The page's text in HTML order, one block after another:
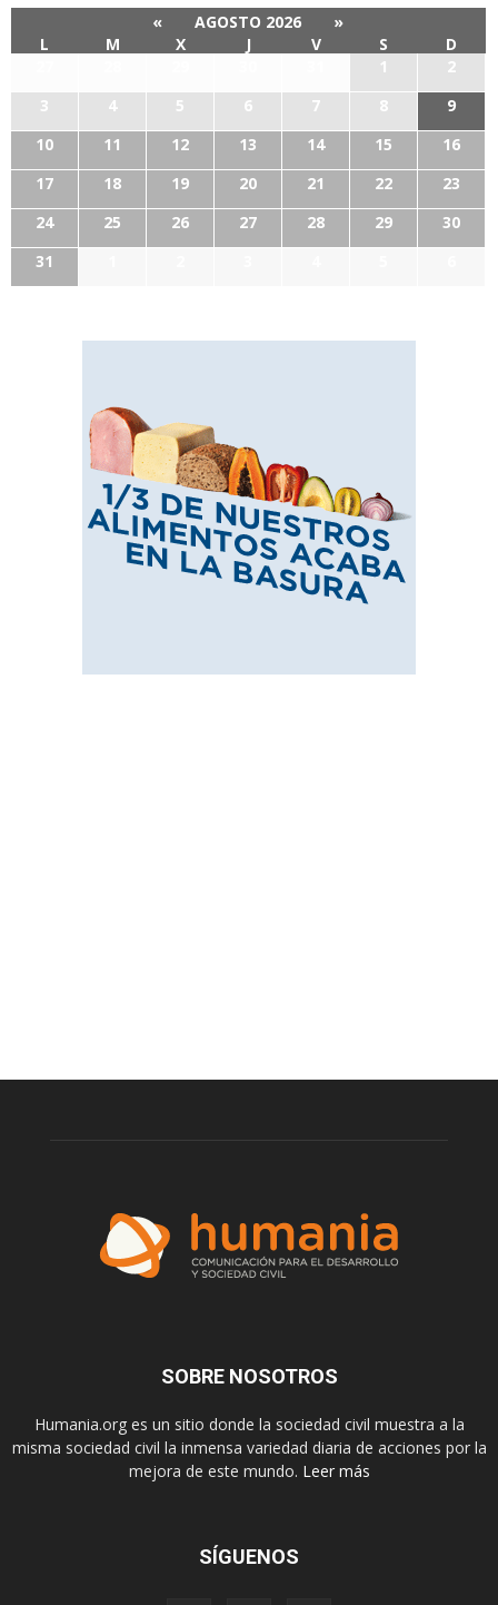
« AGOSTO 2026
»
L
M X J V S
D
1
2
3
4 5 6 7 8
9
10
11 12 13 14 15
16
17
18 19 20 21 22
23
24
25 26 27 28 29
30
31
SOBRE NOSOTROS
Humania.org es un sitio donde la sociedad civil muestra a la
misma sociedad civil la inmensa variedad diaria de acciones por la
mejora de este mundo. Leer más
SÍGUENOS